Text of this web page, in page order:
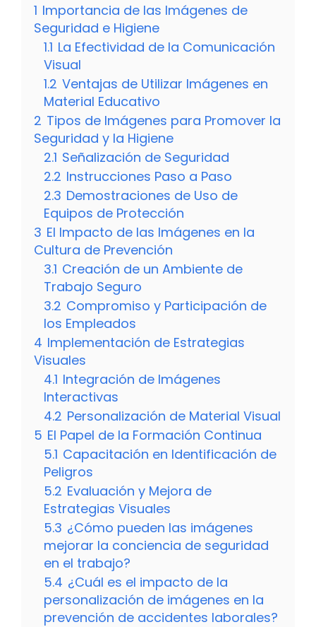
1 Importancia de las Imágenes de
Seguridad e Higiene
1.1 La Efectividad de la Comunicación
Visual
1.2 Ventajas de Utilizar Imágenes en
Material Educativo
2 Tipos de Imágenes para Promover la
Seguridad y la Higiene
2.1 Señalización de Seguridad
2.2 Instrucciones Paso a Paso
2.3 Demostraciones de Uso de
Equipos de Protección
3 El Impacto de las Imágenes en la
Cultura de Prevención
3.1 Creación de un Ambiente de
Trabajo Seguro
3.2 Compromiso y Participación de
los Empleados
4 Implementación de Estrategias
Visuales
4.1 Integración de Imágenes
Interactivas
4.2 Personalización de Material Visual
5 El Papel de la Formación Continua
5.1 Capacitación en Identificación de
Peligros
5.2 Evaluación y Mejora de
Estrategias Visuales
5.3 ¿Cómo pueden las imágenes
mejorar la conciencia de seguridad
en el trabajo?
5.4 ¿Cuál es el impacto de la
personalización de imágenes en la
prevención de accidentes laborales?